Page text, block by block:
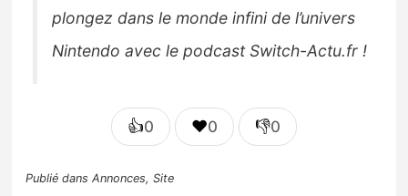
plongez dans le monde infini de l’univers
Nintendo avec le podcast Switch-Actu.fr !
👍0 ❤️0 👎0
Publié dansAnnonces,Site